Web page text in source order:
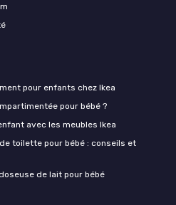
pour enfants chez Ikea
pour bébé ?
avec les meubles Ikea
toilette pour bébé : conseils et
de lait pour bébé